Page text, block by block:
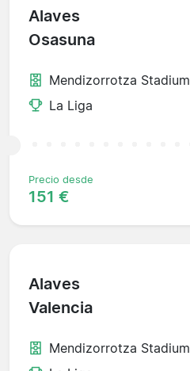
Alaves
Osasuna
Mendizorrotza Stadium
La Liga
Precio desde
151 €
Alaves
Valencia
Mendizorrotza Stadium